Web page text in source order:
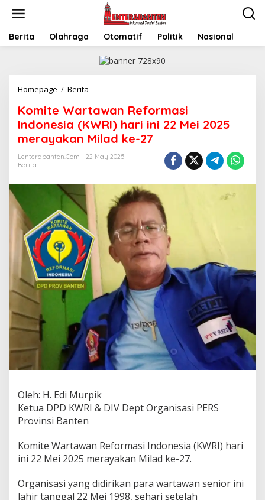
Berita Olahraga Otomatif Politik Nasional
Homepage / Berita
Reformasi
Indonesia
(KWRI)
hari
ini
2025
merayakan
Milad
27
Komite Wartawan Reformasi
Indonesia (KWRI) hari ini 22 Mei 2025
merayakan Milad ke-27
Lenterabanten.com
22 May 2025
Berita
Oleh: H. Edi Murpik
Ketua DPD KWRI & DIV Dept Organisasi PERS
Provinsi Banten
Komite Wartawan Reformasi Indonesia (KWRI) hari
ini 22 Mei 2025 merayakan Milad ke-27.
Organisasi yang didirikan para wartawan senior ini
lahir tanggal 22 Mei 1998, sehari setelah